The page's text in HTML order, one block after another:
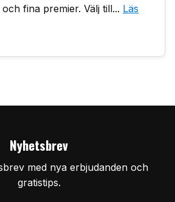
fina premier. Välj till... Läs
Nyhetsbrev
med nya erbjudanden och
gratistips.